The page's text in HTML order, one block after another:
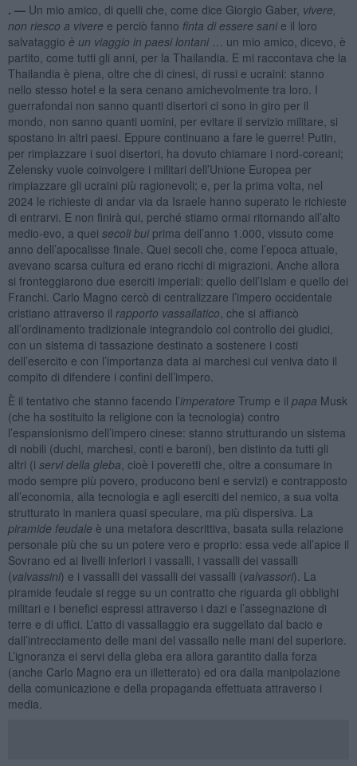
. — Un mio amico, di quelli che, come dice Giorgio Gaber, vivere,
non riesco a vivere e perciò fanno finta di essere sanie il loro
salvataggio è un viaggio in paesi lontani… un mio amico, dicevo, è
partito, come tutti gli anni, per la Thailandia. E mi raccontava che la
Thailandia è piena, oltre che di cinesi, di russi e ucraini: stanno
nello stesso hotel e la sera cenano amichevolmente tra loro. I
guerrafondai non sanno quanti disertori ci sono in giro per il
mondo, non sanno quanti uomini, per evitare il servizio militare, si
spostano in altri paesi. Eppure continuano a fare le guerre! Putin,
per rimpiazzare i suoi disertori, ha dovuto chiamare i nord-coreani;
Zelensky vuole coinvolgere i militari dell’Unione Europea per
rimpiazzare gli ucraini più ragionevoli; e, per la prima volta, nel
2024 le richieste di andar via da Israele hanno superato le richieste
di entrarvi. E non finirà qui, perché stiamo ormai ritornando all’alto
medio-evo, a quei secoli buiprima dell’anno 1.000, vissuto come
anno dell’apocalisse finale. Quei secoli che, come l’epoca attuale,
avevano scarsa cultura ed erano ricchi di migrazioni. Anche allora
si fronteggiarono due eserciti imperiali: quello dell’Islam e quello dei
Franchi. Carlo Magno cercò di centralizzare l’impero occidentale
cristiano attraverso il rapporto vassallatico , che si affiancò
all’ordinamento tradizionale integrandolo col controllo dei giudici,
con un sistema di tassazione destinato a sostenere i costi
dell’esercito e con l’importanza data ai marchesi cui veniva dato il
compito di difendere i confini dell’impero.
È il tentativo che stanno facendo l’imperatore Trump e il papa Musk
(che ha sostituito la religione con la tecnologia) contro
l’espansionismo dell’impero cinese: stanno strutturando un sistema
di nobili (duchi, marchesi, conti e baroni), ben distinto da tutti gli
altri (i servi della gleba , cioè i poveretti che, oltre a consumare in
modo sempre più povero, producono beni e servizi) e contrapposto
all’economia, alla tecnologia e agli eserciti del nemico, a sua volta
strutturato in maniera quasi speculare, ma più dispersiva. La
piramide feudale è una metafora descrittiva, basata sulla relazione
personale più che su un potere vero e proprio: essa vede all’apice il
Sovrano ed ai livelli inferiori i vassalli, i vassalli dei vassalli
(valvassini) e i vassalli dei vassalli dei vassalli (valvassori). La
piramide feudale si regge su un contratto che riguarda gli obblighi
militari e i benefici espressi attraverso i dazi e l’assegnazione di
terre e di uffici. L’atto di vassallaggio era suggellato dal bacio e
dall’intrecciamento delle mani del vassallo nelle mani del superiore.
L’ignoranza ei servi della gleba era allora garantito dalla forza
(anche Carlo Magno era un illetterato) ed ora dalla manipolazione
della comunicazione e della propaganda effettuata attraverso i
media.